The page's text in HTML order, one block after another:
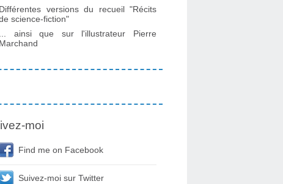
Différentes versions du recueil "Récits
science-fiction"
... ainsi que sur l'illustrateur Pierre
Marchand
moi
Find me on Facebook
Suivez-moi sur Twitter